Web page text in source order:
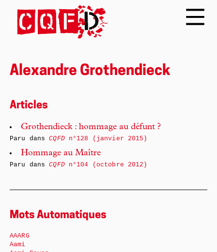
Alexandre Grothendieck
Articles
Grothendieck : hommage au défunt ?
Paru dansCQFDn°128 (janvier 2015)
Hommage au Maître
Paru dansCQFDn°104 (octobre 2012)
Mots Automatiques
AAARG
Aami